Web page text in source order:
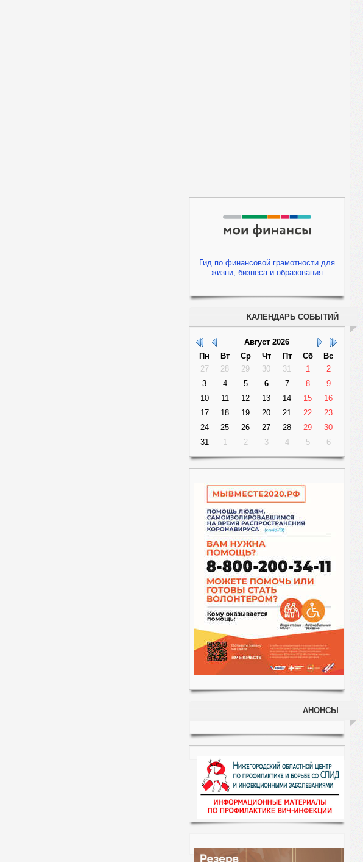
Гид по финансовой грамотности для
жизни, бизнеса и образования
КАЛЕНДАРЬ СОБЫТИЙ
Август 2026
Пн
Вт Ср Чт Пт Сб
Вс
27
28 29 30 31 1
2
3
4 5 6 7 8
9
10
11 12 13 14 15
16
17
18 19 20 21 22
23
24
25 26 27 28 29
30
31
1 2 3 4 5 6
АНОНСЫ